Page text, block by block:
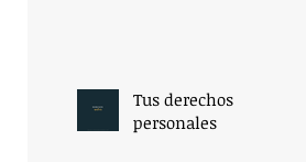
Tus derechos
personales